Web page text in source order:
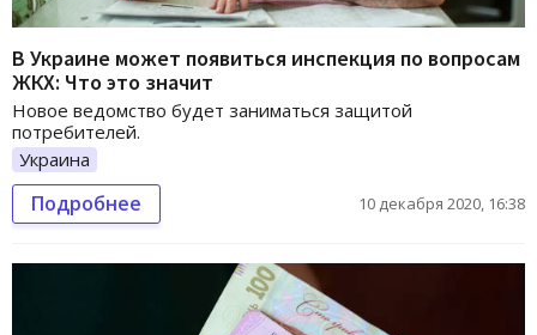
В Украине может появиться инспекция по вопросам
ЖКХ: Что это значит
Новое ведомство будет заниматься защитой
потребителей.
Украина
Подробнее 10 декабря 2020, 16:38